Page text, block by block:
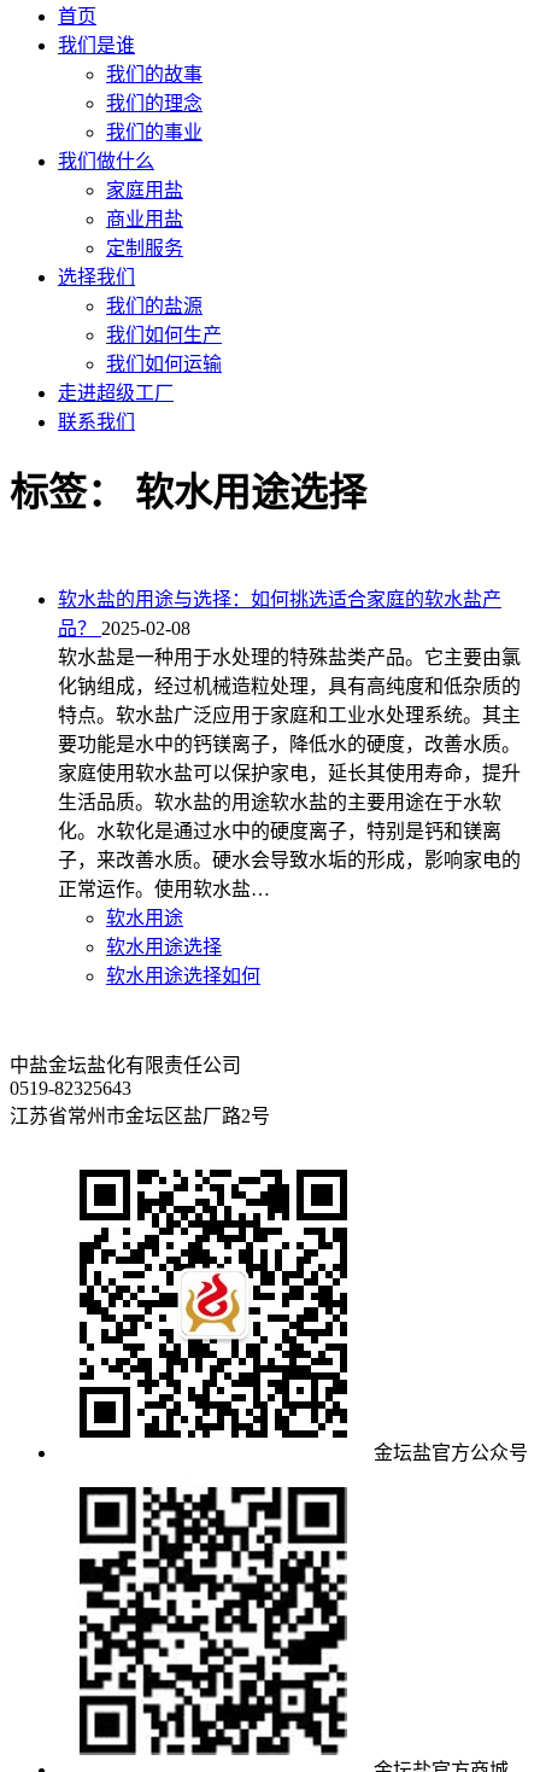
首页
我们是谁
我们的故事
我们的理念
我们的事业
我们做什么
家庭用盐
商业用盐
定制服务
选择我们
我们的盐源
我们如何生产
我们如何运输
走进超级工厂
联系我们
标签： 软水用途选择
软水盐的用途与选择：如何挑选适合家庭的软水盐产
品？
2025-02-08
软水盐是一种用于水处理的特殊盐类产品。它主要由氯
化钠组成，经过机械造粒处理，具有高纯度和低杂质的
特点。软水盐广泛应用于家庭和工业水处理系统。其主
要功能是水中的钙镁离子，降低水的硬度，改善水质。
家庭使用软水盐可以保护家电，延长其使用寿命，提升
生活品质。软水盐的用途软水盐的主要用途在于水软
化。水软化是通过水中的硬度离子，特别是钙和镁离
子，来改善水质。硬水会导致水垢的形成，影响家电的
正常运作。使用软水盐…
软水用途
软水用途选择
软水用途选择如何
中盐金坛盐化有限责任公司
0519-82325643
江苏省常州市金坛区盐厂路2号
金坛盐官方公众号